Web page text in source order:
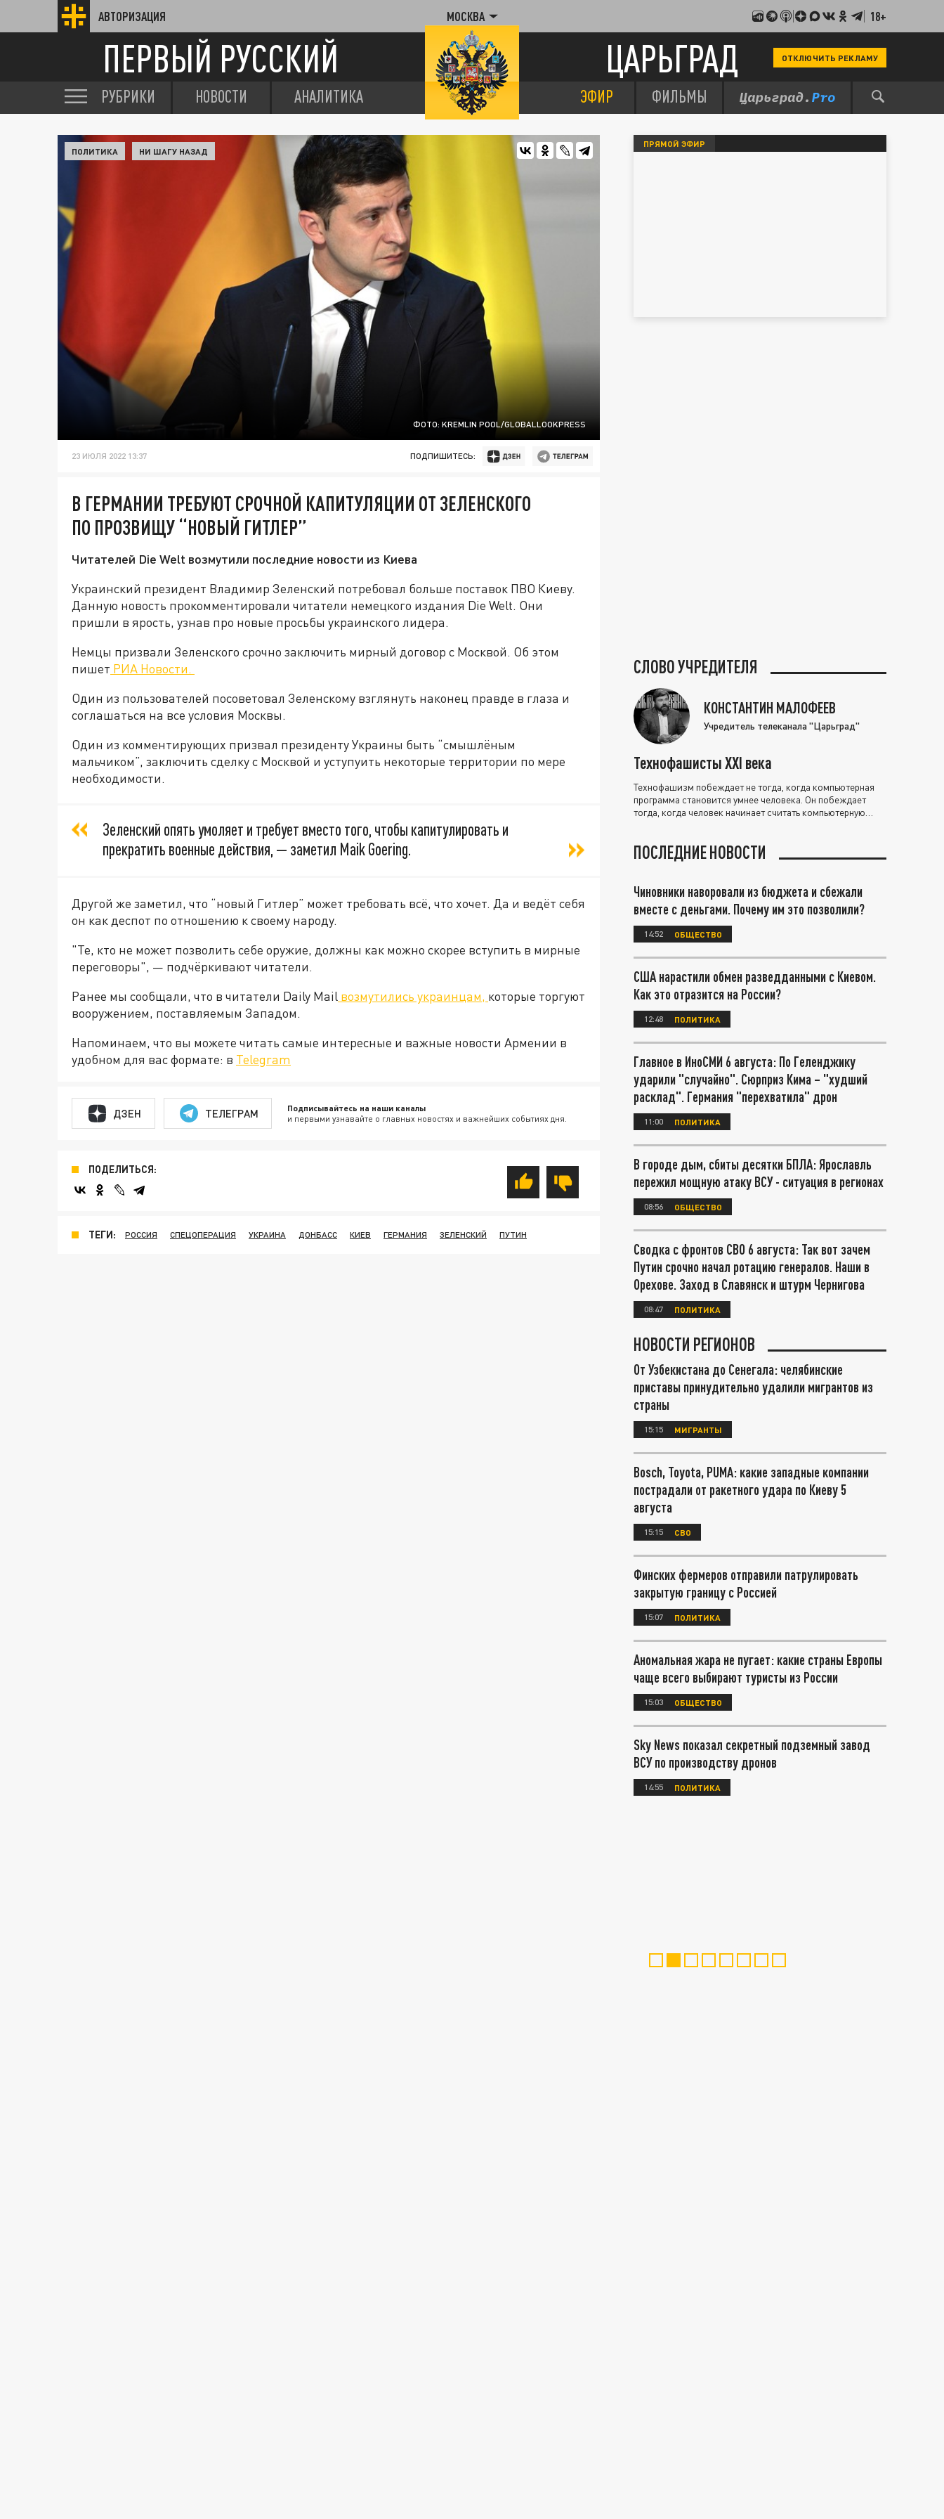
АВТОРИЗАЦИЯ МОСКВА 18+
ПЕРВЫЙ РУССКИЙ ЦАРЬГРАД ОТКЛЮЧИТЬ РЕКЛАМУ
РУБРИКИ НОВОСТИ АНАЛИТИКА ЭФИР ФИЛЬМЫ
ФОТО: KREMLIN POOL/GLOBALLOOKPRESS
ПОЛИТИКА НИ ШАГУ НАЗАД
23 ИЮЛЯ 2022 13:37 ПОДПИШИТЕСЬ:
В ГЕРМАНИИ ТРЕБУЮТ СРОЧНОЙ КАПИТУЛЯЦИИ ОТ ЗЕЛЕНСКОГО
ПО ПРОЗВИЩУ “НОВЫЙ ГИТЛЕР”
Читателей Die Welt возмутили последние новости из Киева
Украинский президент Владимир Зеленский потребовал больше поставок ПВО Киеву.
Данную новость прокомментировали читатели немецкого издания Die Welt. Они
пришли в ярость, узнав про новые просьбы украинского лидера.
Немцы призвали Зеленского срочно заключить мирный договор с Москвой. Об этом
пишет РИА Новости.
Один из пользователей посоветовал Зеленскому взглянуть наконец правде в глаза и
соглашаться на все условия Москвы.
Один из комментирующих призвал президенту Украины быть “смышлёным
мальчиком”, заключить сделку с Москвой и уступуить некоторые территории по мере
необходимости.
Зеленский опять умоляет и требует вместо того, чтобы капитулировать и
прекратить военные действия, — заметил Maik Goering.
Другой же заметил, что “новый Гитлер” может требовать всё, что хочет. Да и ведёт себя
он как деспот по отношению к своему народу.
"Те, кто не может позволить себе оружие, должны как можно скорее вступить в мирные
переговоры", — подчёркивают читатели.
Ранее мы сообщали, что в читатели Daily Mail возмутились украинцам, которые торгуют
вооружением, поставляемым Западом.
Напоминаем, что вы можете читать самые интересные и важные новости Армении в
удобном для вас формате: в Telegram
ДЗЕН ТЕЛЕГРАМ Подписывайтесь на наши каналы
и первыми узнавайте о главных новостях и важнейших событиях дня.
ПОДЕЛИТЬСЯ:
ТЕГИ: РОССИЯ СПЕЦОПЕРАЦИЯ УКРАИНА ДОНБАСС КИЕВ ГЕРМАНИЯ ЗЕЛЕНСКИЙ ПУТИН
ПРЯМОЙ ЭФИР
СЛОВО УЧРЕДИТЕЛЯ
КОНСТАНТИН МАЛОФЕЕВ
Учредитель телеканала "Царьград"
Технофашисты XXI века
Технофашизм побеждает не тогда, когда компьютерная
программа становится умнее человека. Он побеждает
тогда, когда человек начинает считать компьютерную
ПОСЛЕДНИЕ НОВОСТИ
Чиновники наворовали из бюджета и сбежали
вместе с деньгами. Почему им это позволили?
14:52 ОБЩЕСТВО
США нарастили обмен разведданными с Киевом.
Как это отразится на России?
12:48 ПОЛИТИКА
Главное в ИноСМИ 6 августа: По Геленджику
ударили "случайно". Сюрприз Кима – "худший
расклад". Германия "перехватила" дрон
11:00 ПОЛИТИКА
В городе дым, сбиты десятки БПЛА: Ярославль
пережил мощную атаку ВСУ - ситуация в регионах
08:56 ОБЩЕСТВО
Сводка с фронтов СВО 6 августа: Так вот зачем
Путин срочно начал ротацию генералов. Наши в
Орехове. Заход в Славянск и штурм Чернигова
08:47 ПОЛИТИКА
НОВОСТИ РЕГИОНОВ
От Узбекистана до Сенегала: челябинские
приставы принудительно удалили мигрантов из
страны
15:15 МИГРАНТЫ
Bosch, Toyota, PUMA: какие западные компании
пострадали от ракетного удара по Киеву 5
августа
15:15 СВО
Финских фермеров отправили патрулировать
закрытую границу с Россией
15:07 ПОЛИТИКА
Аномальная жара не пугает: какие страны Европы
чаще всего выбирают туристы из России
15:03 ОБЩЕСТВО
Sky News показал секретный подземный завод
ВСУ по производству дронов
14:55 ПОЛИТИКА